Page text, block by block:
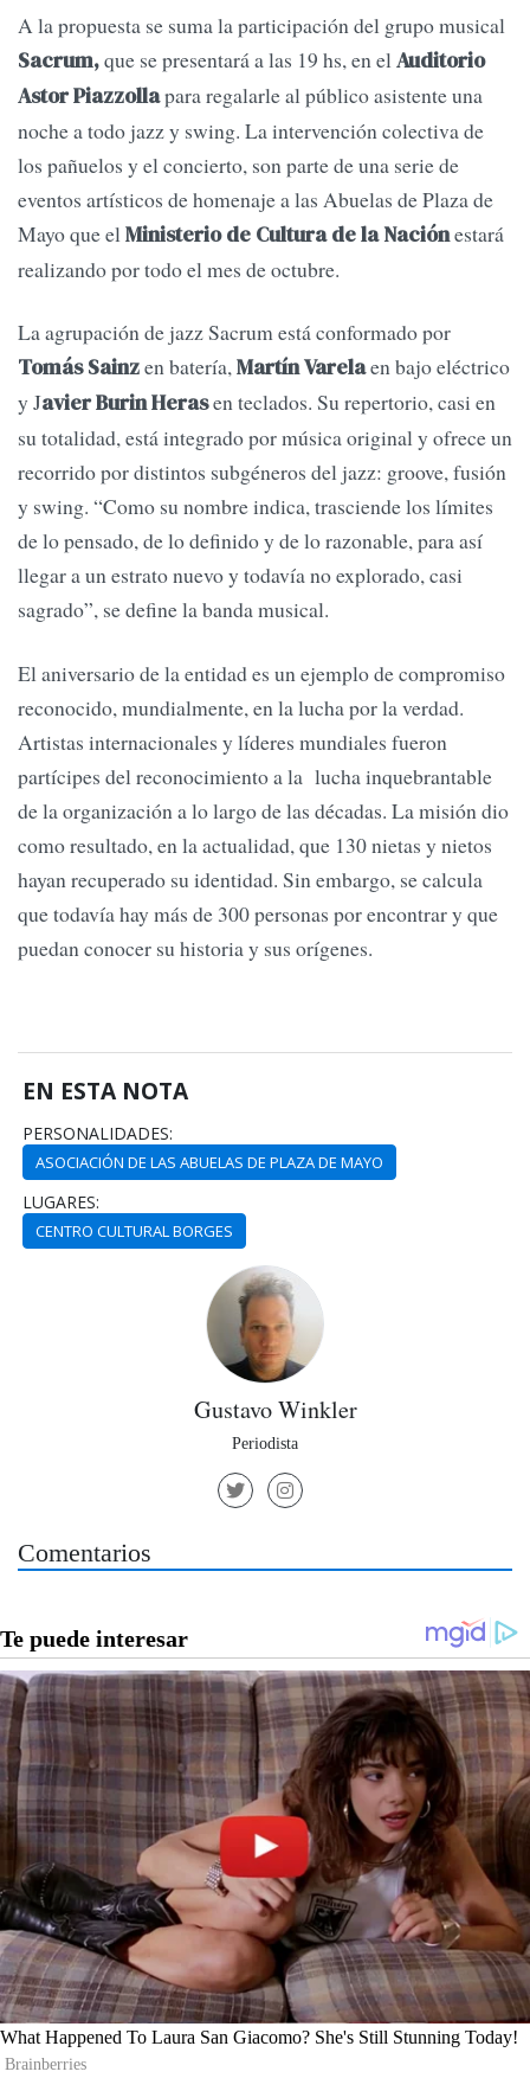
A la propuesta se suma la participación del grupo musical
Sacrum,que se presentará a las 19 hs, en elAuditorio
Astor Piazzollapara regalarle al público asistente una
noche a todo jazz y swing. La intervención colectiva de
los pañuelos y el concierto, son parte de una serie de
eventos artísticos de homenaje a las Abuelas de Plaza de
Mayo que elMinisterio de Cultura de la Naciónestará
realizando por todo el mes de octubre.
La agrupación de jazz Sacrum está conformado por
Tomás Sainzen batería,Martín Varelaen bajo eléctrico
y Javier Burin Herasen teclados. Su repertorio, casi en
su totalidad, está integrado por música original y ofrece un
recorrido por distintos subgéneros del jazz: groove, fusión
y swing. “Como su nombre indica, trasciende los límites
de lo pensado, de lo definido y de lo razonable, para así
llegar a un estrato nuevo y todavía no explorado, casi
sagrado”, se define la banda musical.
El aniversario de la entidad es un ejemplo de compromiso
reconocido, mundialmente, en la lucha por la verdad.
Artistas internacionales y líderes mundiales fueron
partícipes del reconocimiento a la lucha inquebrantable
de la organización a lo largo de las décadas. La misión dio
como resultado, en la actualidad, que 130 nietas y nietos
hayan recuperado su identidad. Sin embargo, se calcula
que todavía hay más de 300 personas por encontrar y que
puedan conocer su historia y sus orígenes.
EN ESTA NOTA
PERSONALIDADES:
ASOCIACIÓN DE LAS ABUELAS DE PLAZA DE MAYO
LUGARES:
CENTRO CULTURAL BORGES
Gustavo Winkler
Periodista
Comentarios